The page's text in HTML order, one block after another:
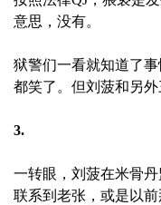
意思，没有。
狱警们一看就知道了
都笑了。但刘菠和另外
3.
一转眼，刘菠在米骨
联系到老张，或是以